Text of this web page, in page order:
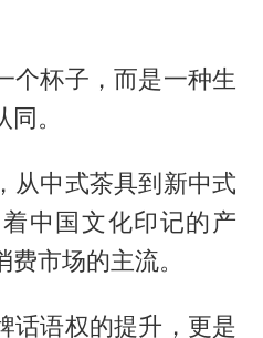
个杯子，而是一种生
。
从中式茶具到新中式
中国文化印记的产
市场的主流。
话语权的提升，更是